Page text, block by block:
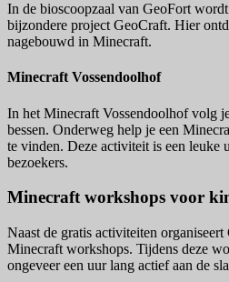
In de bioscoopzaal van GeoFort
bijzondere project GeoCraft. Hier
nagebouwd in Minecraft.
Minecraft Vossendoolhof
In het Minecraft Vossendoolhof volg
bessen. Onderweg help je een
te vinden. Deze activiteit is een leuke
bezoekers.
Minecraft workshops voor
Naast de gratis activiteiten
Minecraft workshops. Tijdens deze
ongeveer een uur lang actief aan de